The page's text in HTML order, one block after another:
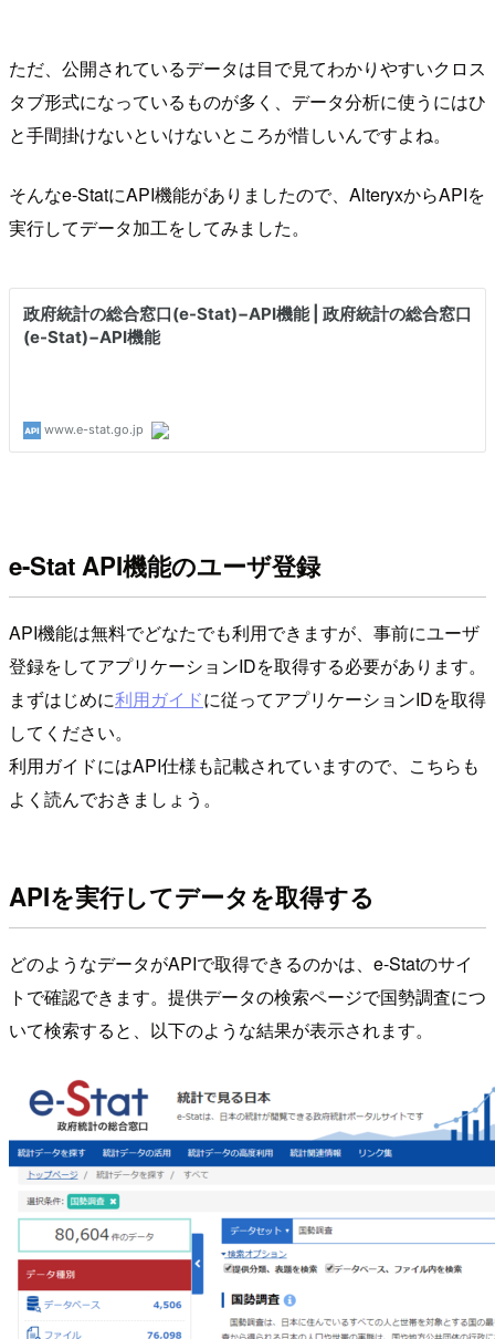
ただ、公開されているデータは目で見てわかりやすいクロス
タブ形式になっているものが多く、データ分析に使うにはひ
と手間掛けないといけないところが惜しいんですよね。
そんなe-StatにAPI機能がありましたので、AlteryxからAPIを
実行してデータ加工をしてみました。
e-Stat API機能のユーザ登録
API機能は無料でどなたでも利用できますが、事前にユーザ
登録をしてアプリケーションIDを取得する必要があります。
まずはじめに利用ガイドに従ってアプリケーションIDを取得
してください。
利用ガイドにはAPI仕様も記載されていますので、こちらも
よく読んでおきましょう。
APIを実行してデータを取得する
どのようなデータがAPIで取得できるのかは、e-Statのサイ
トで確認できます。提供データの検索ページで国勢調査につ
いて検索すると、以下のような結果が表示されます。